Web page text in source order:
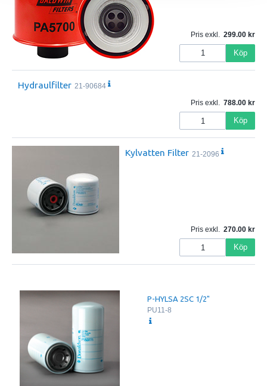
Pris exkl. 299.00
Köp
Hydraulfilter 21-90684
Pris exkl.
788.00
Köp
Kylvatten Filter 21-2096
Pris exkl. 270.00
Köp
P-HYLSA 2SC 1/2"
PU11-8